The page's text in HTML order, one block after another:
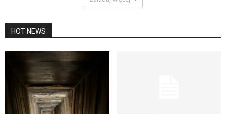
HOT NEWS